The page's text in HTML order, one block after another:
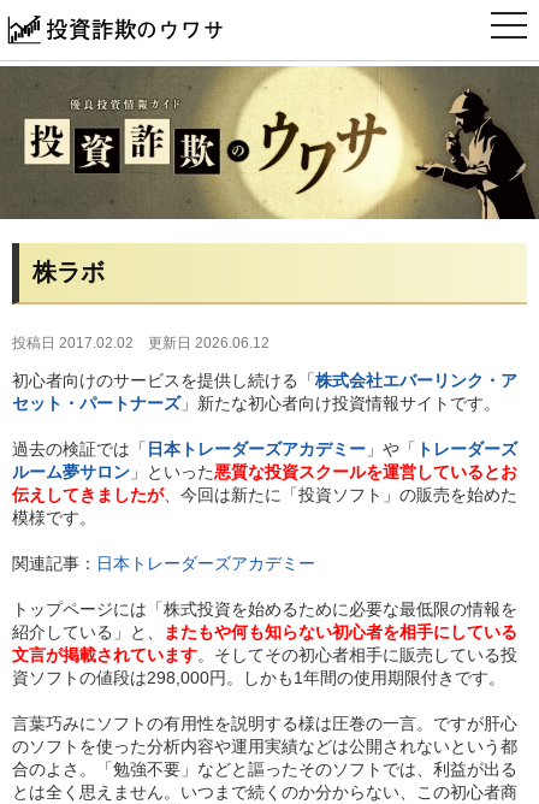
t
o
g
a
i
a
株ラボ
投稿日 2017.02.02 更新日 2026.06.12
初心者向けのサービスを提供し続ける「株式会社エバーリンク・ア
セット・パートナーズ」新たな初心者向け投資情報サイトです。
過去の検証では「 日本トレーダーズアカデミー 」や「 トレーダーズ
ルーム夢サロン 」といった悪質な投資スクールを運営しているとお
伝えしてきましたが、今回は新たに「投資ソフト」の販売を始めた
模様です。
関連記事： 日本トレーダーズアカデミー
トップページには「株式投資を始めるために必要な最低限の情報を
紹介している」と、
またもや何も知らない初心者を相手にしている
文言が掲載されています。そしてその初心者相手に販売している投
資ソフトの値段は298,000円。しかも1年間の使用期限付きです。
言葉巧みにソフトの有用性を説明する様は圧巻の一言。ですが肝心
のソフトを使った分析内容や運用実績などは公開されないという都
合のよさ。「勉強不要」などと謳ったそのソフトでは、利益が出る
とは全く思えません。いつまで続くのか分からない、この初心者商